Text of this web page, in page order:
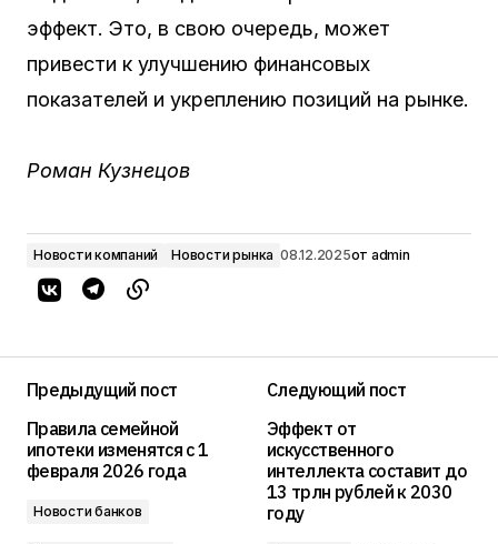
эффект. Это, в свою очередь, может
привести к улучшению финансовых
показателей и укреплению позиций на рынке.
Роман Кузнецов
Новости компаний Новости рынка 08.12.2025от admin
Предыдущий пост
Правила семейной
ипотеки изменятся с 1
февраля 2026 года
Новости банков
Следующий пост
Эффект от
искусственного
интеллекта составит до
13 трлн рублей к 2030
году